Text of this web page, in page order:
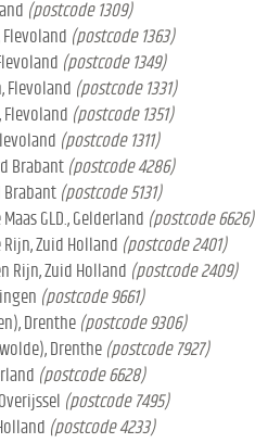
(postcode 1309)
(postcode 1363)
(postcode 1349)
Flevoland (postcode 1331)
Flevoland (postcode 1351)
(postcode 1311)
Brabant (postcode 4286)
Brabant (postcode 5131)
GLD., Gelderland (postcode 6626)
Zuid Holland (postcode 2401)
Rijn, Zuid Holland (postcode 2409)
(postcode 9661)
Drenthe (postcode 9306)
Drenthe (postcode 7927)
(postcode 6628)
(postcode 7495)
(postcode 4233)